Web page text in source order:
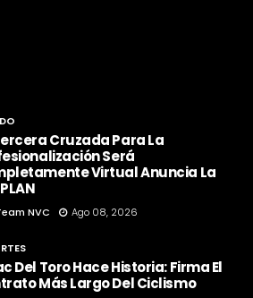
Cruzada Para La
Será
Virtual Anuncia La
NVC Ago 08, 2026
Del Toro Hace Historia: Firma El
Más Largo Del Ciclismo